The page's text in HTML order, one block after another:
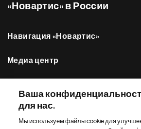
«Новартис» в России
Навигация «Новартис»
Медиа центр
Другие сайты «Новартис»
Ваша
для нас.
Мы используем файлы cookie для